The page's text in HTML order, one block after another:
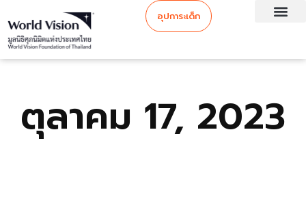
อุปการะเด็ก
ตุลาคม 17, 2023